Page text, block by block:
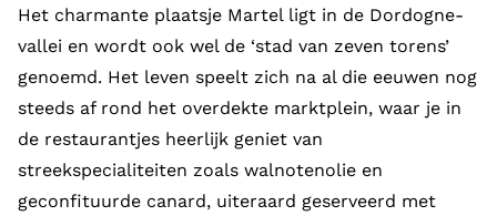
Het charmante plaatsje Martel ligt in de Dordogne-
vallei en wordt ook wel de ‘stad van zeven torens’
genoemd. Het leven speelt zich na al die eeuwen nog
steeds af rond het overdekte marktplein, waar je in
de restaurantjes heerlijk geniet van
streekspecialiteiten zoals walnotenolie en
geconfituurde canard, uiteraard geserveerd met